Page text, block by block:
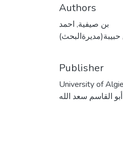
Authors
بن صيفية, احمد
Publisher
University of